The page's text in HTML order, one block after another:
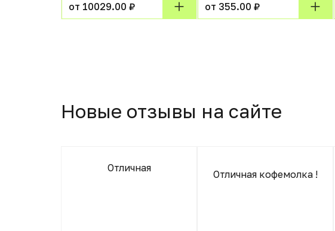
от 10029.00 ₽ от 355.00 ₽
Новые отзывы на сайте
Отличная
Отличная кофемолка !